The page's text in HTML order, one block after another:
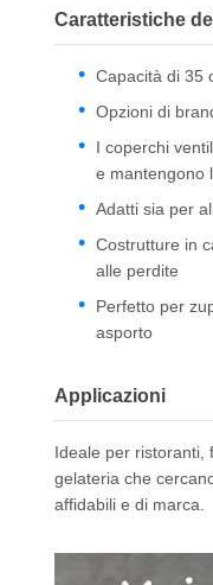
Caratteristiche
Capacità di 35
Opzioni di
I coperchi
e mantengono
Adatti sia per
Costrutture in
alle perdite
Perfetto per
asporto
Applicazioni
Ideale per ristoranti,
gelateria che
affidabili e di marca.